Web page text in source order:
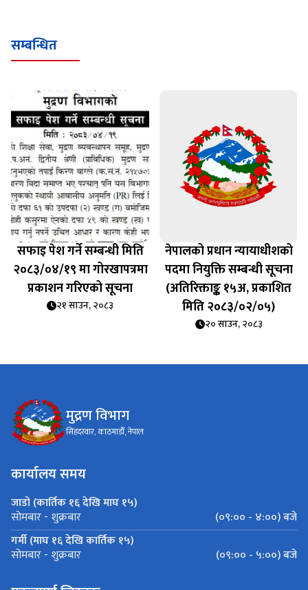
सम्बन्धित
सफाइ पेश गर्ने सम्बन्धी मिति
२०८३/०४/१९ मा गोरखापत्रमा
प्रकाशन गरिएको सूचना
२१ साउन, २०८३
नेपालको प्रधान न्यायाधीशको
पदमा नियुक्ति सम्बन्धी सूचना
(अतिरिक्ताङ्क १५अ, प्रकाशित
मिति २०८३/०२/०५)
२० साउन, २०८३
मुद्रण विभाग
सिंहदरवार, काठमाडौँ, नेपाल
कार्यालय समय
जाडो (कार्तिक १६ देखि माघ १५)
सोमबार - शुक्रबार
(०९:०० - ४:००) बजे
गर्मी (माघ १६ देखि कार्तिक १५)
सोमबार - शुक्रबार (०९:०० - ५:००) बजे